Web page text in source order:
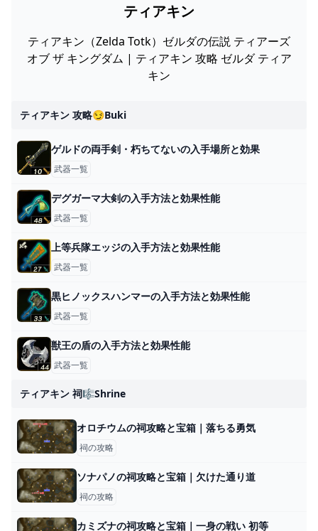
ティアキン
ティアキン（Zelda Totk）ゼルダの伝説 ティアーズ
オブ ザ キングダム | ティアキン 攻略 ゼルダ ティア
キン
ティアキン 攻略😏buki
ゲルドの両手剣・朽ちてないの入手場所と効果
武器一覧
デグガーマ大剣の入手方法と効果性能
武器一覧
上等兵隊エッジの入手方法と効果性能
武器一覧
黒ヒノックスハンマーの入手方法と効果性能
武器一覧
獣王の盾の入手方法と効果性能
武器一覧
ティアキン 祠🎼shrine
オロチウムの祠攻略と宝箱｜落ちる勇気
祠の攻略
ソナパノの祠攻略と宝箱｜欠けた通り道
祠の攻略
カミズナの祠攻略と宝箱｜一身の戦い 初等